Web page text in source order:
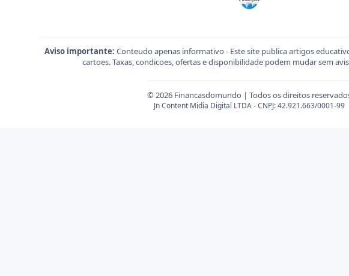
Aviso importante: Conteudo apenas informativo - Este site publica artigos
cartoes. Taxas, condicoes, ofertas e disponibilidade podem mudar sem
© 2026 Financasdomundo | Todos os direitos
Jn Content Midia Digital LTDA - CNPJ: 42.921.663/0001-99